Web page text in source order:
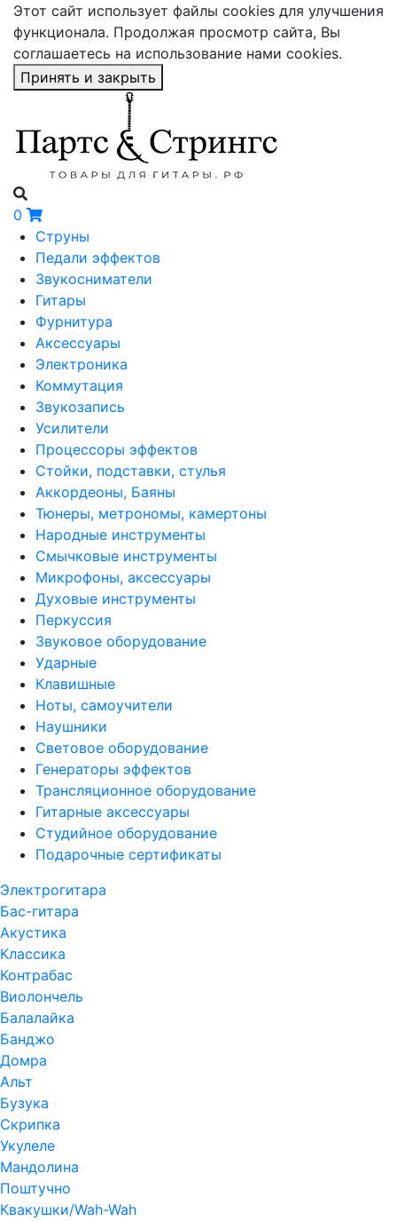
Этот сайт использует файлы cookies для улучшения
функционала. Продолжая просмотр сайта, Вы
соглашаетесь на использование нами cookies.
Принять и закрыть
0
Струны
Педали эффектов
Звукосниматели
Гитары
Фурнитура
Аксессуары
Электроника
Коммутация
Звукозапись
Усилители
Процессоры эффектов
Стойки, подставки, стулья
Аккордеоны, Баяны
Тюнеры, метрономы, камертоны
Народные инструменты
Смычковые инструменты
Микрофоны, аксессуары
Духовые инструменты
Перкуссия
Звуковое оборудование
Ударные
Клавишные
Ноты, самоучители
Наушники
Световое оборудование
Генераторы эффектов
Трансляционное оборудование
Гитарные аксессуары
Студийное оборудование
Подарочные сертификаты
Электрогитара
Бас-гитара
Акустика
Классика
Контрабас
Виолончель
Балалайка
Банджо
Домра
Альт
Бузука
Скрипка
Укулеле
Мандолина
Поштучно
Квакушки/Wah-Wah